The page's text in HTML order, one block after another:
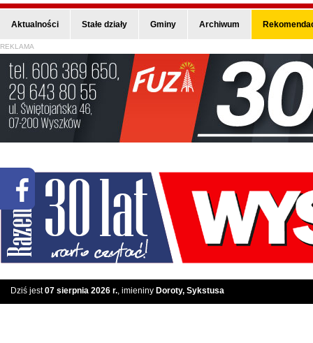
Aktualności Stałe działy Gminy Archiwum
REKLAMA
Dziś jest07 sierpnia 2026 r., imieniny Doroty, Sykstusa